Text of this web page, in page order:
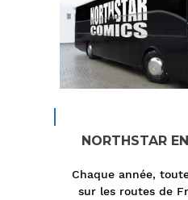
NORTHSTAR
Chaque année,
sur les routes de